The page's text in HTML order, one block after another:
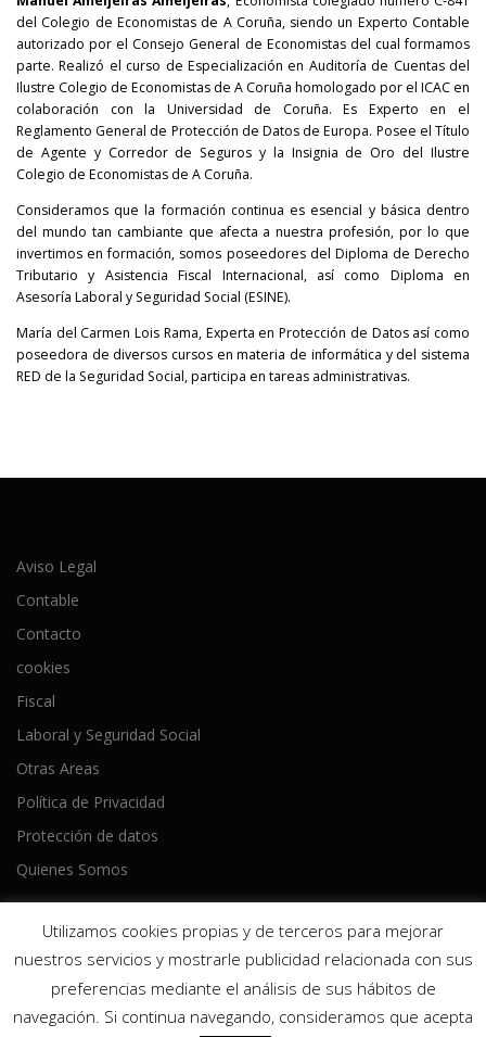
del Colegio de Economistas de A Coruña, siendo un Experto Contable
autorizado por el Consejo General de Economistas del cual formamos
parte. Realizó el curso de Especialización en Auditoría de Cuentas del
Ilustre Colegio de Economistas de A Coruña homologado por el ICAC en
colaboración con la Universidad de Coruña. Es Experto en el
Reglamento General de Protección de Datos de Europa. Posee el Título
de Agente y Corredor de Seguros y la Insignia de Oro del Ilustre
Colegio de Economistas de A Coruña.
Consideramos que la formación continua es esencial y básica dentro
del mundo tan cambiante que afecta a nuestra profesión, por lo que
invertimos en formación, somos poseedores del Diploma de Derecho
Tributario y Asistencia Fiscal Internacional, así como Diploma en
Asesoría Laboral y Seguridad Social (ESINE).
María del Carmen Lois Rama, Experta en Protección de Datos así como
poseedora de diversos cursos en materia de informática y del sistema
RED de la Seguridad Social, participa en tareas administrativas.
Aviso Legal
Contable
Contacto
cookies
Fiscal
Laboral y Seguridad Social
Otras Areas
Política de Privacidad
Protección de datos
Quienes Somos
Copyright © 2026 Ameijeiras Lois Asesores
OnePress
hecho por FameThemes
Utilizamos cookies propias y de terceros para mejorar
nuestros servicios y mostrarle publicidad relacionada con sus
preferencias mediante el análisis de sus hábitos de
navegación. Si continua navegando, consideramos que acepta